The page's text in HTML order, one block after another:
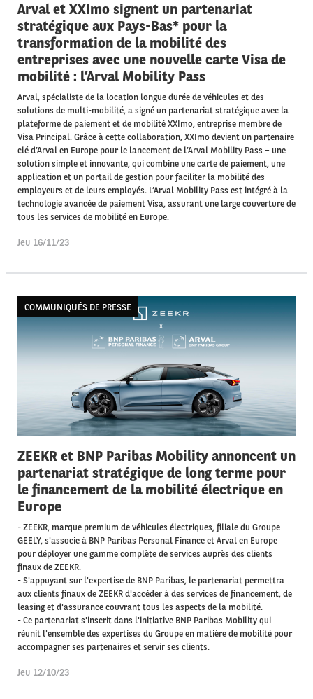
Arval et XXImo signent un partenariat
stratégique aux Pays-Bas* pour la
transformation de la mobilité des
entreprises avec une nouvelle carte Visa de
mobilité : l’Arval Mobility Pass
Arval, spécialiste de la location longue durée de véhicules et des
solutions de multi-mobilité, a signé un partenariat stratégique avec la
plateforme de paiement et de mobilité XXImo, entreprise membre de
Visa Principal. Grâce à cette collaboration, XXImo devient un partenaire
clé d’Arval en Europe pour le lancement de l’Arval Mobility Pass – une
solution simple et innovante, qui combine une carte de paiement, une
application et un portail de gestion pour faciliter la mobilité des
employeurs et de leurs employés. L’Arval Mobility Pass est intégré à la
technologie avancée de paiement Visa, assurant une large couverture de
tous les services de mobilité en Europe.
Jeu 16/11/23
COMMUNIQUÉS DE PRESSE
ZEEKR et BNP Paribas Mobility annoncent un
partenariat stratégique de long terme pour
le financement de la mobilité électrique en
Europe
- ZEEKR, marque premium de véhicules électriques, filiale du Groupe
GEELY, s'associe à BNP Paribas Personal Finance et Arval en Europe
pour déployer une gamme complète de services auprès des clients
finaux de ZEEKR.
- S'appuyant sur l'expertise de BNP Paribas, le partenariat permettra
aux clients finaux de ZEEKR d'accéder à des services de financement, de
leasing et d'assurance couvrant tous les aspects de la mobilité.
- Ce partenariat s'inscrit dans l'initiative BNP Paribas Mobility qui
réunit l'ensemble des expertises du Groupe en matière de mobilité pour
accompagner ses partenaires et servir ses clients.
Jeu 12/10/23